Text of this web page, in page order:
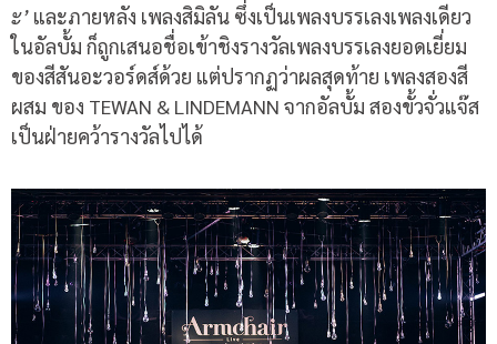
ะ’ และภายหลัง เพลงสิมิลัน ซึ่งเป็นเพลงบรรเลงเพลงเดียว
ในอัลบั้ม ก็ถูกเสนอชื่อเข้าชิงรางวัลเพลงบรรเลงยอดเยี่ยม
ของสีสันอะวอร์ดส์ด้วย แต่ปรากฏว่าผลสุดท้าย เพลงสองสี
ผสม ของ TEWAN & LINDEMANN จากอัลบั้ม สองขั้วจั่วแจ๊ส
เป็นฝ่ายคว้ารางวัลไปได้